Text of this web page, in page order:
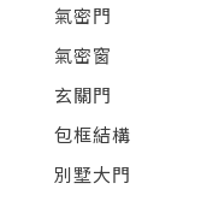
氣密門
氣密窗
玄關門
包框結構
別墅大門